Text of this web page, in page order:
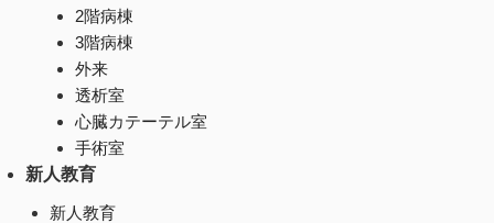
2階病棟
3階病棟
外来
透析室
心臓カテーテル室
手術室
新人教育
新人教育